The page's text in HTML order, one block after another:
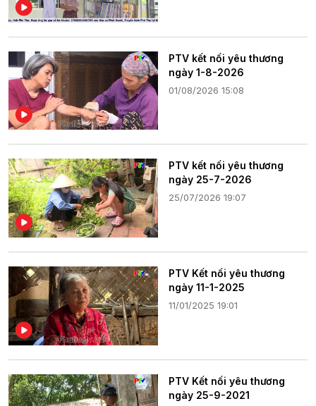
PTV kết nối yêu thương
ngày 1-8-2026
01/08/2026 15:08
PTV kết nối yêu thương
ngày 25-7-2026
25/07/2026 19:07
PTV Kết nối yêu thương
ngày 11-1-2025
11/01/2025 19:01
PTV Kết nối yêu thương
ngày 25-9-2021